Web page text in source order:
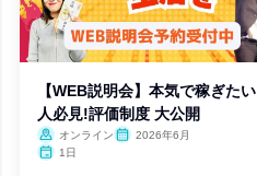
【WEB説明会】本気で稼ぎたい
人必見!評価制度 大公開
オンライン
2026年6月
1日